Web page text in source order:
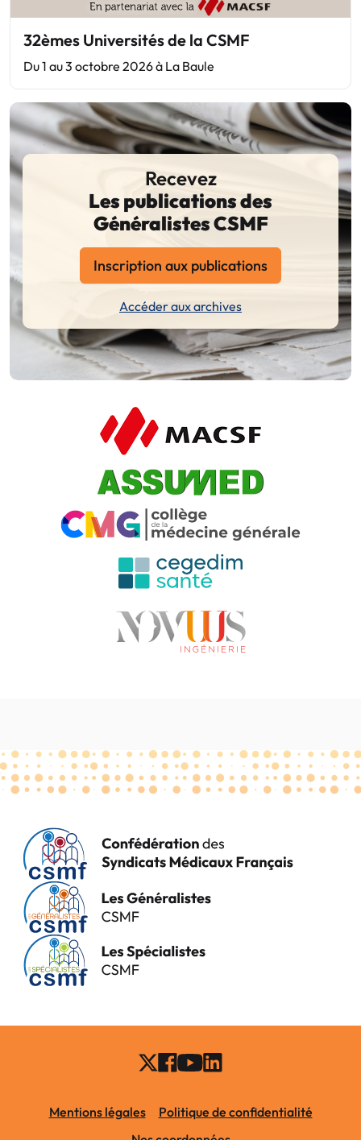
32èmes Universités de la CSMF
Du 1 au 3 octobre 2026 à La Baule
Recevez
Les publications des
Généralistes CSMF
Inscription aux publications
Accéder aux archives
Mentions légales
Politique de confidentialité